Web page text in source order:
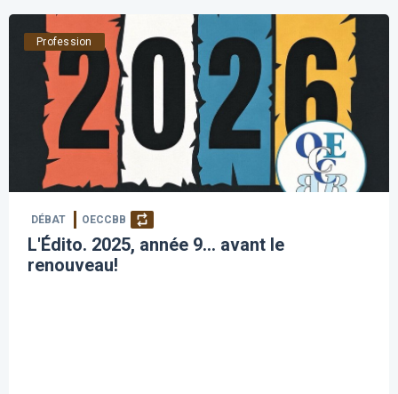
Profession
DÉBAT OECCBB
L'Édito. 2025, année 9… avant le
renouveau!